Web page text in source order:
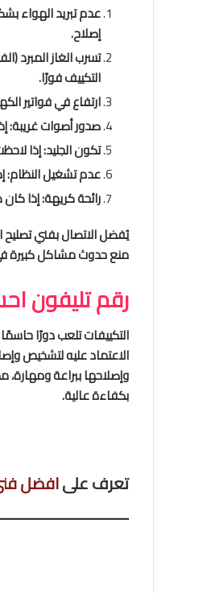
عدم تبريد الهواء
إصلاح.
تسرب الغاز المبرد
التكييف فورًا.
ارتفاع في فواتير
صدور أصوات غريبة:
تكون الجليد: إذا
عدم تشغيل النظام:
رائحة كريهة: إذا
يُفضل الاتصال بفني
منع حدوث مشاكل كبيرة
رقم تليفون
التكييفات تلعب دورًا
الاعتماد عليه لتشخيص
وإصلاحها ببراعة ومهارة،
بكفاءة عالية.
تعرف علىافضل فنى